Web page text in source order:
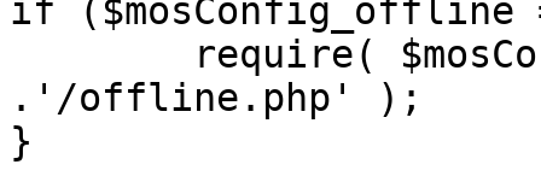
if ($mosConfig_offline
.'/offline.php' );
}